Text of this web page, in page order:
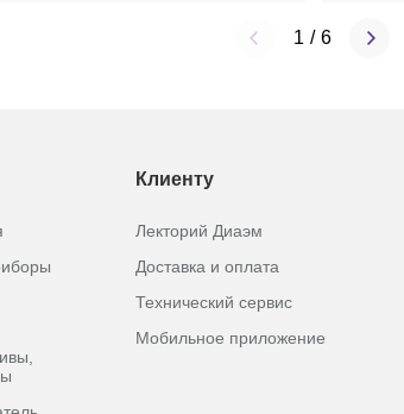
1 / 6
Клиенту
Лекторий Диаэм
Доставка и оплата
Технический сервис
Мобильное приложение